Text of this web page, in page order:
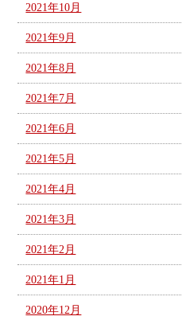
2021年10月
2021年9月
2021年8月
2021年7月
2021年6月
2021年5月
2021年4月
2021年3月
2021年2月
2021年1月
2020年12月